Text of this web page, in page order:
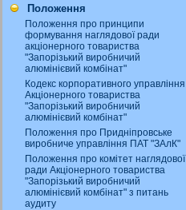
Положення
Положення про принципи
формування наглядової ради
акціонерного товариства
"Запорізький виробничий
алюмінієвий комбінат"
Кодекс корпоративного управління
Акціонерного товариства
"Запорізький виробничий
алюмінієвий комбінат"
Положення про Придніпровське
виробниче управління ПАТ "ЗАлК"
Положення про комітет наглядової
ради Акціонерного товариства
"Запорізький виробничий
алюмінієвий комбінат" з питань
аудиту